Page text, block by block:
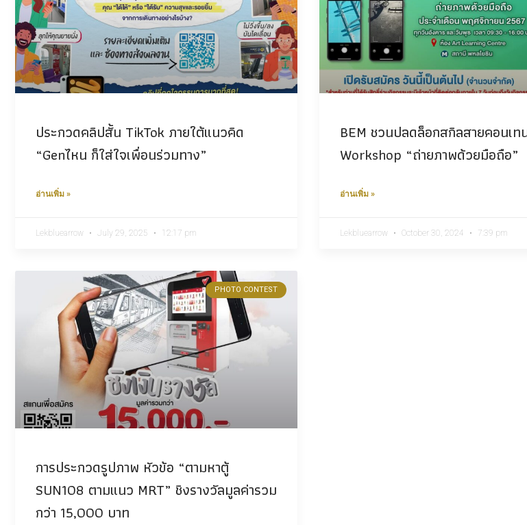
ประกวดคลิปสั้น TikTok ภายใต้แนวคิด
“Genไหน ก็ใส่ใจเพื่อนร่วมทาง”
อ่านเพิ่ม »
Lekbluearrow July 29, 2025 12:17 pm
BEM ชวนปลดล็อกสกิลสายคอนเ
Workshop “ถ่ายภาพด้วยมือถือ”
อ่านเพิ่ม »
Lekbluearrow October 30, 2024 7:39 pm
PHOTO CONTEST
การประกวดรูปภาพ หัวข้อ “ตามหาตู้
SUN108 ตามแนว MRT” ชิงรางวัลมูลค่ารวม
กว่า 15,000 บาท